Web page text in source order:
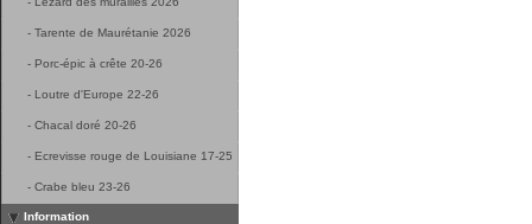
- Tarente de Maurétanie 2026
- Porc-épic à crête 20-26
- Loutre d'Europe 22-26
- Chacal doré 20-26
- Ecrevisse rouge de Louisiane 17-25
- Crabe bleu 23-26
Information